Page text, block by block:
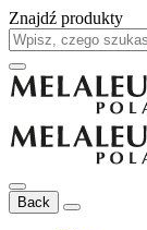
Znajdź produkty
Back